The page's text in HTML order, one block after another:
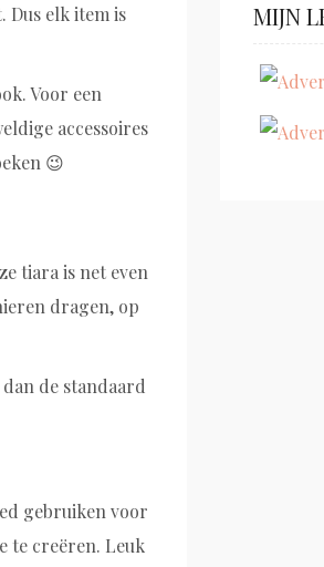
elk item is
Voor een
accessoires
😉
tiara is net even
dragen, op
de standaard
gebruiken voor
te creëren. Leuk
MIJN